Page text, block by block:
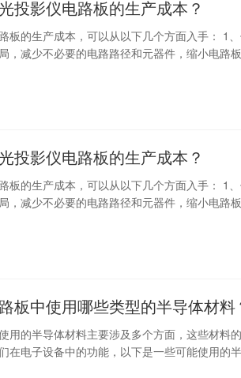
投影仪电路板的生产成本？
板的生产成本，可以从以下几个方面入手： 1
，减少不必要的电路路径和元器件，缩小电路
投影仪电路板的生产成本？
板的生产成本，可以从以下几个方面入手： 1
，减少不必要的电路路径和元器件，缩小电路
板中使用哪些类型的半导体材料
用的半导体材料主要涉及多个方面，这些材料
在电子设备中的功能，以下是一些可能使用的